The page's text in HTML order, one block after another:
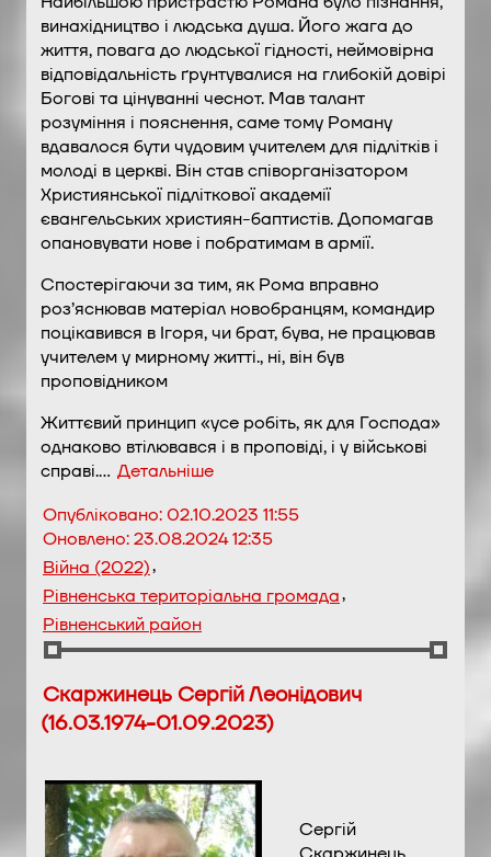
винахідництво і людська душа. Його жага до
життя, повага до людської гідності, неймовірна
відповідальність ґрунтувалися на глибокій довірі
Богові та цінуванні чеснот. Мав талант
розуміння і пояснення, саме тому Роману
вдавалося бути чудовим учителем для підлітків і
молоді в церкві. Він став співорганізатором
Християнської підліткової академії
євангельських християн-баптистів. Допомагав
опановувати нове і побратимам в армії.
Спостерігаючи за тим, як Рома вправно
роз’яснював матеріал новобранцям, командир
поцікавився в Ігоря, чи брат, бува, не працював
учителем у мирному житті., ні, він був
проповідником
Життєвий принцип «усе робіть, як для Господа»
однаково втілювався і в проповіді, і у військові
справі.… Детальніше
Опубліковано:02.10.2023 11:55
Оновлено:23.08.2024 12:35
Війна (2022),
Рівненська територіальна громада,
Рівненський район
Скаржинець Сергій Леонідович
(16.03.1974-01.09.2023)
Сергій